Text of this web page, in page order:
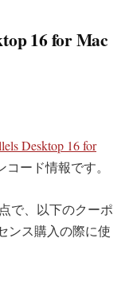
16 for Mac
Desktop 16 for
ード情報です。
で、以下のクーポ
ンス購入の際に使